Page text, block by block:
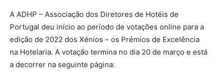
A ADHP – Associação dos Diretores de Hotéis de
Portugal deu início ao período de votações online para a
edição de 2022 dos Xénios – os Prémios de Excelência
na Hotelaria. A votação termina no dia 20 de março e está
a decorrer na seguinte página: